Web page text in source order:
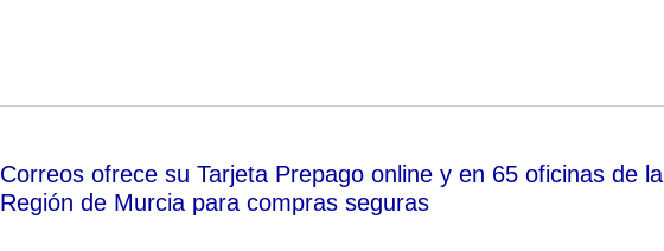
Correos ofrece su Tarjeta Prepago online y en 65 oficinas de la
Región de Murcia para compras seguras